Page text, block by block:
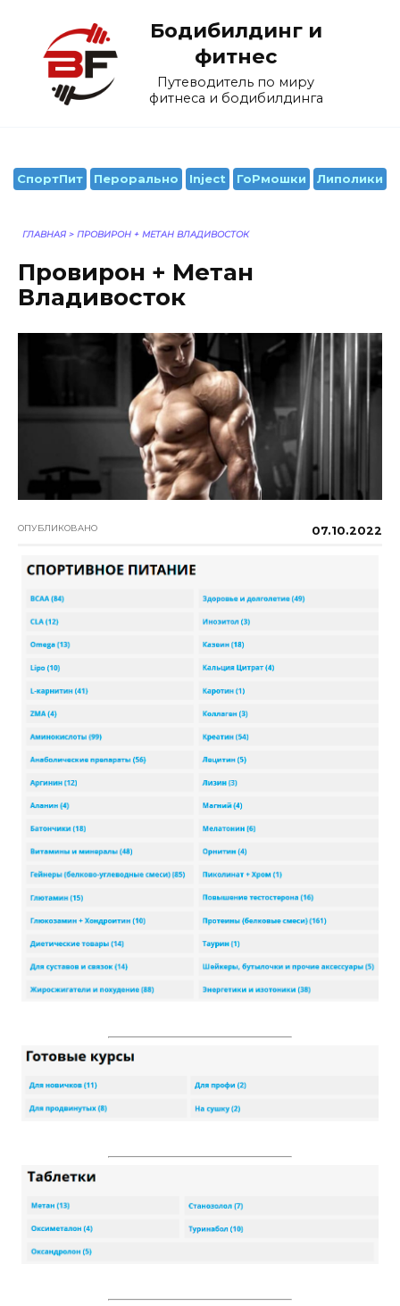
содержанию
Бодибилдинг и
фитнес
Путеводитель по миру
фитнеса и бодибилдинга
СпортПит Перорально Inject ГоРмошки Липолики
ГЛАВНАЯ > ПРОВИРОН + МЕТАН ВЛАДИВОСТОК
Провирон + Метан
Владивосток
ОПУБЛИКОВАНО 07.10.2022